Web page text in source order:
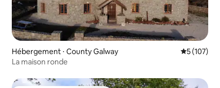
Hébergement ⋅ County Galway Évaluation
5 (107)
La maison ronde